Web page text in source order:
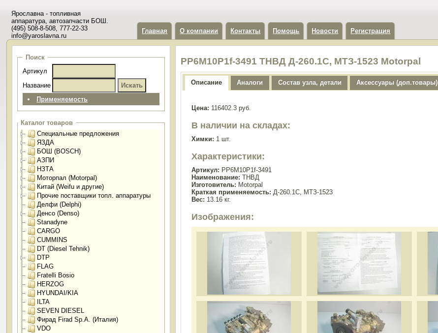
Ярославна - топливная
аппаратура, автозапчасти БОШ.
(495) 508-8-508, 777-22-33
info@yaroslavna.ru
Главная О компании Контакты Помощь Новости Регистрация
Поиск
Артикул
Название
Применяемость
Каталог товаров
Специальные предложения
ЯЗДА
БОШ (BOSCH)
АЗПИ
НЗТА
Моторпал (Motorpal)
Китай (Weifu и другие)
Прочие поставщики топл. аппаратуры
Делфи (Delphi)
Денсо (Denso)
Stanadyne
CARGO
CUMMINS
DT (Diesel Tehnik)
DTP
FLAG
Fratelli Bosio
HERZOG
HYUNDAI/KIA
ILTA
SEVEN DIESEL
Фирад Firad Sp.A. (Италия)
VDO
PP6M10P1f-3491 ТНВД Д-260.1С, МТЗ-1523 Motorpal
Описание Аналоги Состав узла, детали Аксессуары (доп.товары)
Цена: 116402.3 руб.
В наличии на складах:
Химки: 1 шт.
Характеристики:
Артикул: PP6M10P1f-3491
Наименование: ТНВД
Изготовитель: Motorpal
Краткая применяемость: Д-260.1С, МТЗ-1523
Вес: 13.16 кг.
Изображения: